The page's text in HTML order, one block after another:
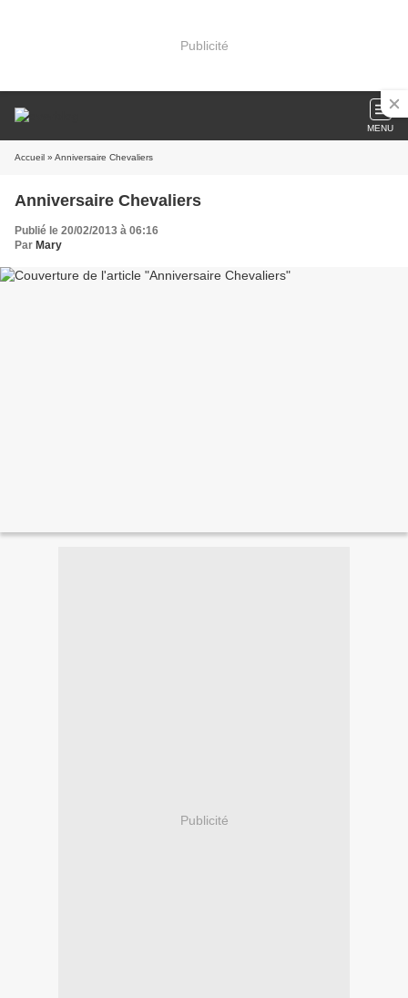
Publicité
MENU
Accueil » Anniversaire Chevaliers
Anniversaire Chevaliers
Publié le 20/02/2013 à 06:16
Par Mary
Publicité